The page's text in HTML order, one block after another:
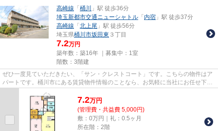
高崎線 「 桶川
」駅 徒歩36分
埼玉新都市交通ニューシャトル 「 内宿 」駅 徒歩37分
高崎線 「 北上尾 」駅 徒歩56分
埼玉県桶川市坂田東 ３丁目
7.2万円
築年数：築16年 ｜募集中： 1室
階数：3階建
ぜひ一度見ていただきたい、「サン・クレストコート」です。こちらの物件はア
パートです。桶川市にある賃貸物件情報のことなら、お気軽に当社にお任せ下さ
7.2万円
(管理費・共益費 5,000円)
敷：0万円｜礼：0.5ヶ月
所在階：2階